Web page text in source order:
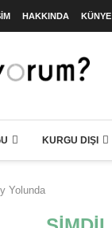
HAKKINDA KÜNYE
KURGU DIŞI
Yolunda